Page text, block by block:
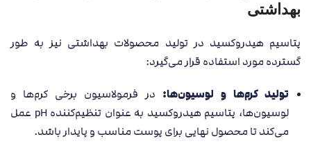
بهداشتی
پتاسیم هیدروکسید در تولید محصولات بهداشتی نیز به طور
گسترده مورد استفاده قرار می‌گیرد:
تولید کرم‌ها و لوسیون‌ها: در فرمولاسیون برخی کرم‌ها و
لوسیون‌ها، پتاسیم هیدروکسید به عنوان تنظیم‌کننده pH عمل
می‌کند تا محصول نهایی برای پوست مناسب و پایدار باشد.